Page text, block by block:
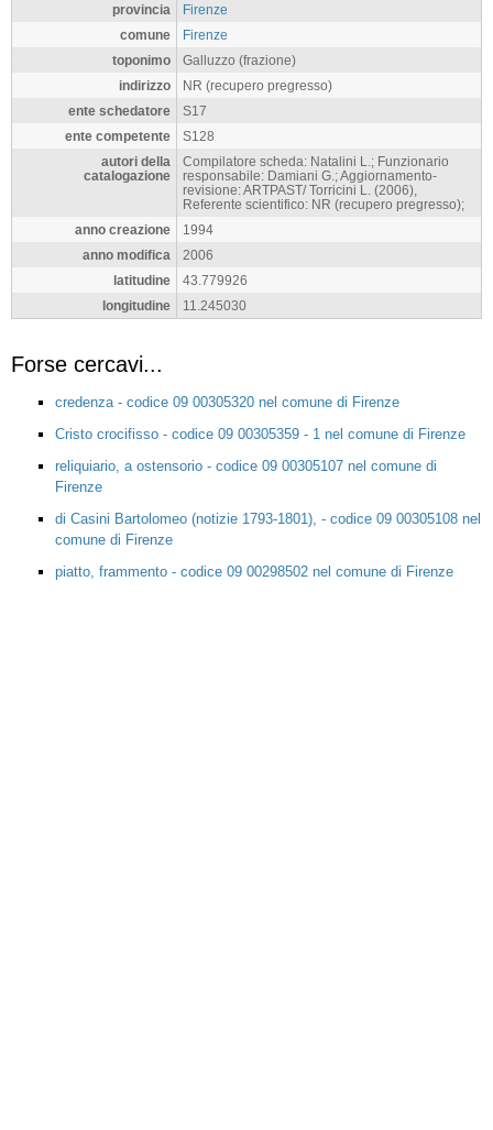
provincia
Firenze
comune
Firenze
toponimo
Galluzzo (frazione)
indirizzo
NR (recupero pregresso)
ente schedatore
S17
ente competente
S128
autori della
catalogazione
Compilatore scheda: Natalini L.; Funzionario
responsabile: Damiani G.; Aggiornamento-
revisione: ARTPAST/ Torricini L. (2006),
Referente scientifico: NR (recupero pregresso);
anno creazione
1994
anno modifica
2006
latitudine
43.779926
longitudine
11.245030
Forse cercavi...
credenza - codice 09 00305320 nel comune di Firenze
Cristo crocifisso - codice 09 00305359 - 1 nel comune di Firenze
reliquiario, a ostensorio - codice 09 00305107 nel comune di
Firenze
di Casini Bartolomeo (notizie 1793-1801), - codice 09 00305108 nel
comune di Firenze
piatto, frammento - codice 09 00298502 nel comune di Firenze